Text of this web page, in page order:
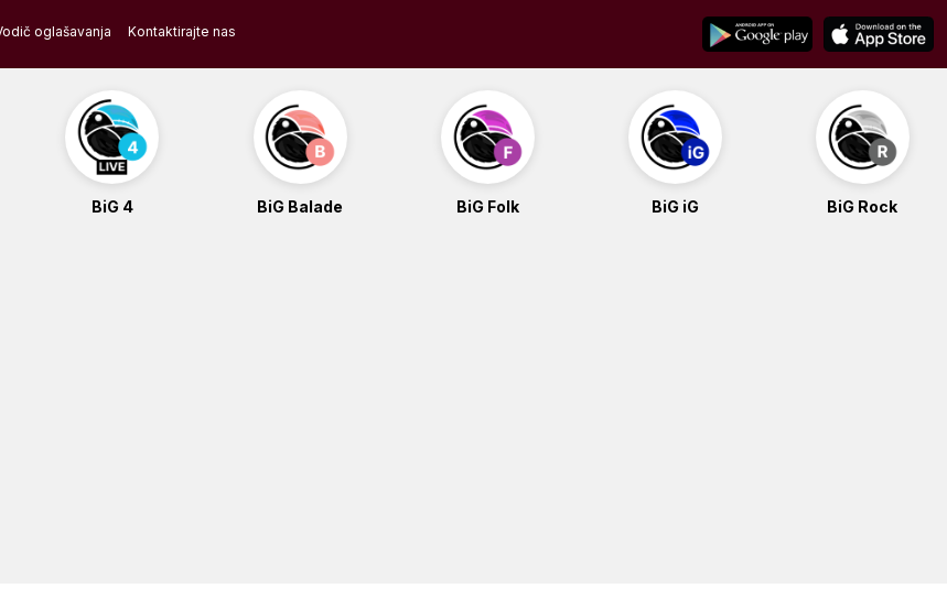
oglašavanja Kontaktirajte nas
BiG 4 BiG Balade BiG Folk BiG iG BiG Rock